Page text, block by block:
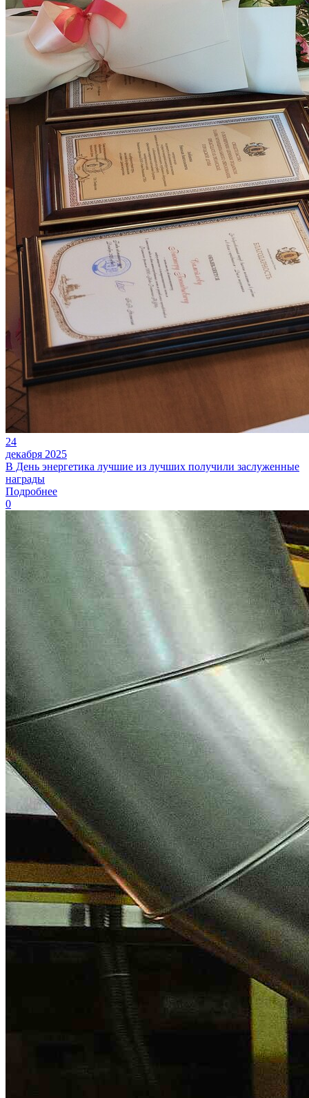
24
декабря 2025
В День энергетика лучшие из лучших получили заслуженные
награды
Подробнее
0